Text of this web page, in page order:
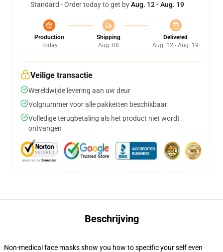
Standard - Order today to get byAug. 12 - Aug. 19
Production
Today
Shipping
Aug. 08
Delivered
Aug. 12 - Aug. 19
Veilige transactie
Wereldwijde levering aan uw deur
Volgnummer voor alle pakketten beschikbaar
Volledige terugbetaling als het product niet wordt
ontvangen
Beschrijving
Non-medical face masks show you how to specific your self even